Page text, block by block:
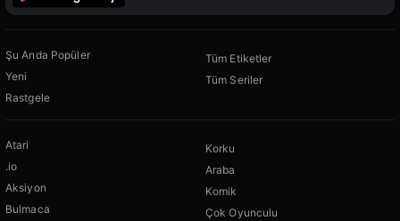
Şu Anda Popüler
Yeni
Rastgele
Tüm Etiketler
Tüm Seriler
Atari
.io
Aksiyon
Bulmaca
Korku
Araba
Komik
Çok Oyunculu